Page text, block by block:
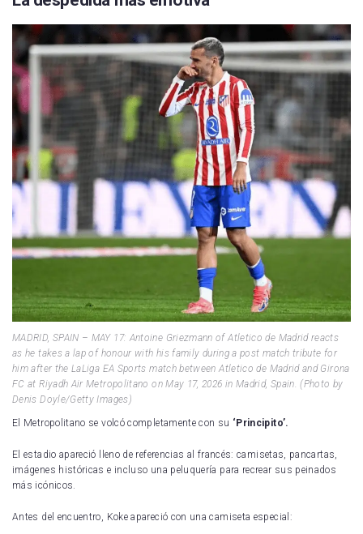
MADRID, SPAIN – MAY 17: Antoine Griezmann of Atletico de Madrid reacts
as he takes a lap of honour with his family during a post match tribute for
him after the LaLiga EA Sports match between Atletico de Madrid and Girona
FC at Riyadh Air Metropolitano on May 17, 2026 in Madrid, Spain. (Photo by
Denis Doyle/Getty Images)
El Metropolitano se volcó completamente con su ‘Principito’.
El estadio apareció lleno de referencias al francés: camisetas, pancartas,
imágenes históricas e incluso una peluquería para recrear sus peinados
más icónicos.
Antes del encuentro, Koke apareció con una camiseta especial: